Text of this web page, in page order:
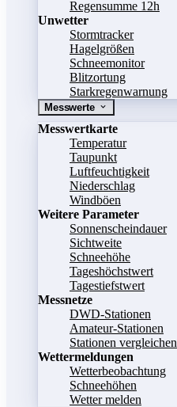
Regensumme 12h
Unwetter
Stormtracker
Hagelgrößen
Schneemonitor
Blitzortung
Starkregenwarnung
Messwerte
Messwertkarte
Temperatur
Taupunkt
Luftfeuchtigkeit
Niederschlag
Windböen
Weitere Parameter
Sonnenscheindauer
Sichtweite
Schneehöhe
Tageshöchstwert
Tagestiefstwert
Messnetze
DWD-Stationen
Amateur-Stationen
Stationen vergleichen
Wettermeldungen
Wetterbeobachtung
Schneehöhen
Wetter melden